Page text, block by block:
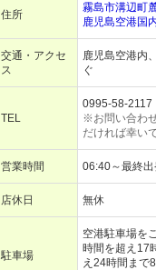
住所
霧島市溝辺町
鹿児島空港国
交通・アクセ
ス
鹿児島空港内
ぐ
TEL
0995-58-2117
※お問い合わ
だければ幸い
営業時間 06:40～最終
店休日 無休
駐車場
空港駐車場を
時間を超え17
え24時間まで